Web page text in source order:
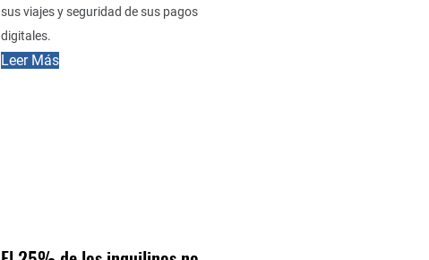
sus viajes y seguridad de sus pagos
digitales.
Leer Más